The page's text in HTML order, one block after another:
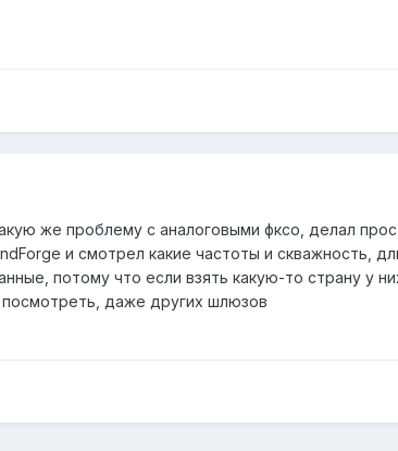
же проблему с аналоговыми фксо, делал
и смотрел какие частоты и скважность,
потому что если взять какую-то страну у
даже других шлюзов